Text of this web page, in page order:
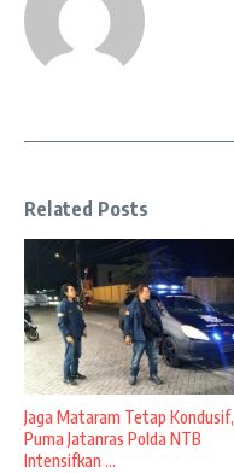
Related Posts
Jaga Mataram Tetap Kondusif,
Puma Jatanras Polda NTB
Intensifkan ...